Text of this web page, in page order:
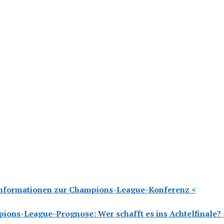
zur Champions-League-Konferenz <
League-Prognose: Wer schafft es ins Achtelfinale?